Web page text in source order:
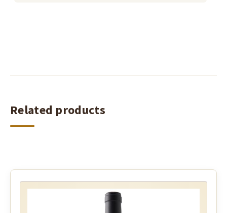
Related products